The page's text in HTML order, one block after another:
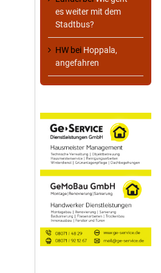
es weiter mit dem
Stadtbus?
HW bei Hoppala,
angefahren